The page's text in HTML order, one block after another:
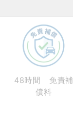
48時間 免責補
償料